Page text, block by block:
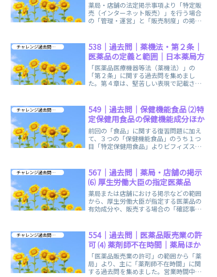
薬局・店舗の法定掲示事項より「特定販
売（インターネット販売）」を行う場合
の「管理・運営」と「販売制度」の掲示
チャレンジ過去問 第４章
538｜過去問｜薬機法・第２条｜
医薬品の定義と範囲｜日本薬局方
「医薬品医療機器等法（薬機法）」の
「第２条」に関する過去問を集めまし
た。第４章は、堅苦しい表現で記載され
チャレンジ過去問 第４章
549｜過去問｜保健機能食品 ⑵特
定保健用食品の保健機能成分ほか
前回の「食品」に関する復習問題に加え
て、３つの「保健機能食品」のうち１つ
目「特定保健用食品」よりビフィズス
チャレンジ過去問 第４章
567｜過去問｜薬局・店舗の掲示
⑹ 厚生労働大臣の指定医薬品
薬局または店舗における掲示などの範囲
から、厚生労働大臣が指定する医薬品の
有効成分や、販売する場合の「確認事
チャレンジ過去問 第４章
554｜過去問｜医薬品販売業の許
可 ⑷ 薬剤師不在時間｜薬局ほか
「医薬品販売業の許可」の範囲から「薬
局」より、主に「薬剤師不在時間」に関
する過去問を集めました。営業時間中に